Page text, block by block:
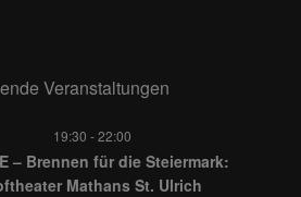
Veranstaltungen
19:30 -22:00
– Brennen für die Steiermark:
Mathans St. Ulrich